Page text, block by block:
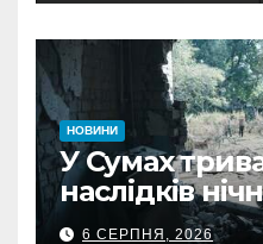
НОВИНИ
У Сумах
наслідків
масованого
6 СЕРПНЯ, 2026